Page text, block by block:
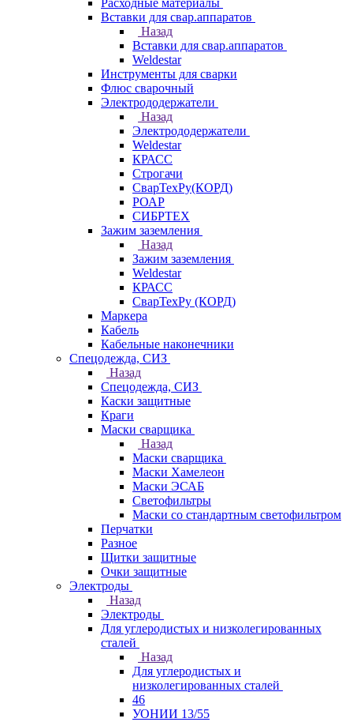
Расходные материалы
Вставки для свар.аппаратов
Назад
Вставки для свар.аппаратов
Weldestar
Инструменты для сварки
Флюс сварочный
Электрододержатели
Назад
Электрододержатели
Weldestar
КРАСС
Строгачи
СварТехРу(КОРД)
РОАР
СИБРТЕХ
Зажим заземления
Назад
Зажим заземления
Weldestar
КРАСС
СварТехРу (КОРД)
Маркера
Кабель
Кабельные наконечники
Спецодежда, СИЗ
Назад
Спецодежда, СИЗ
Каски защитные
Краги
Маски сварщика
Назад
Маски сварщика
Маски Хамелеон
Маски ЭСАБ
Светофильтры
Маски со стандартным светофильтром
Перчатки
Разное
Щитки защитные
Очки защитные
Электроды
Назад
Электроды
Для углеродистых и низколегированных
сталей
Назад
Для углеродистых и
низколегированных сталей
46
УОНИИ 13/55